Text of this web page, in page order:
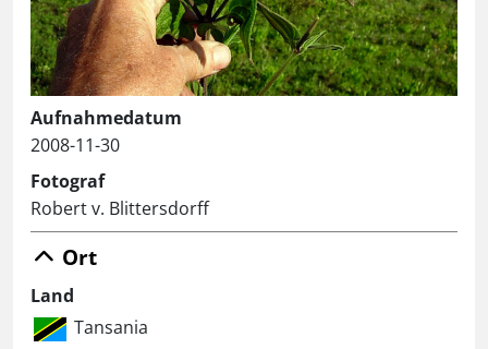
Aufnahmedatum
2008-11-30
Fotograf
Robert v. Blittersdorff
Ort
Land
Tansania